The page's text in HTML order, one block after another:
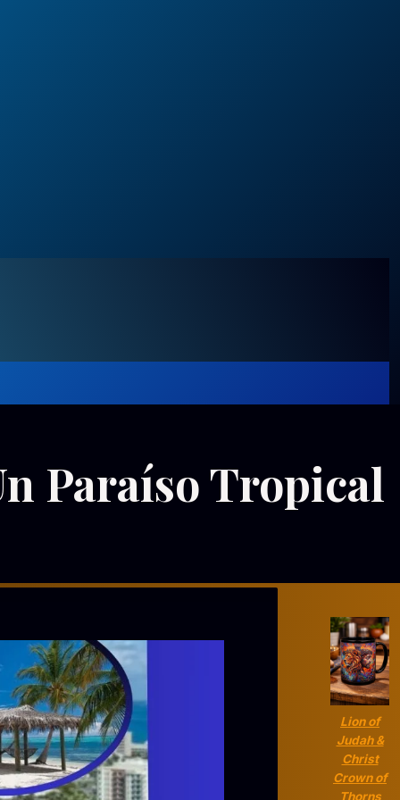
Paraíso Tropical
Lion of
Judah &
Christ
Crown of
Thorns